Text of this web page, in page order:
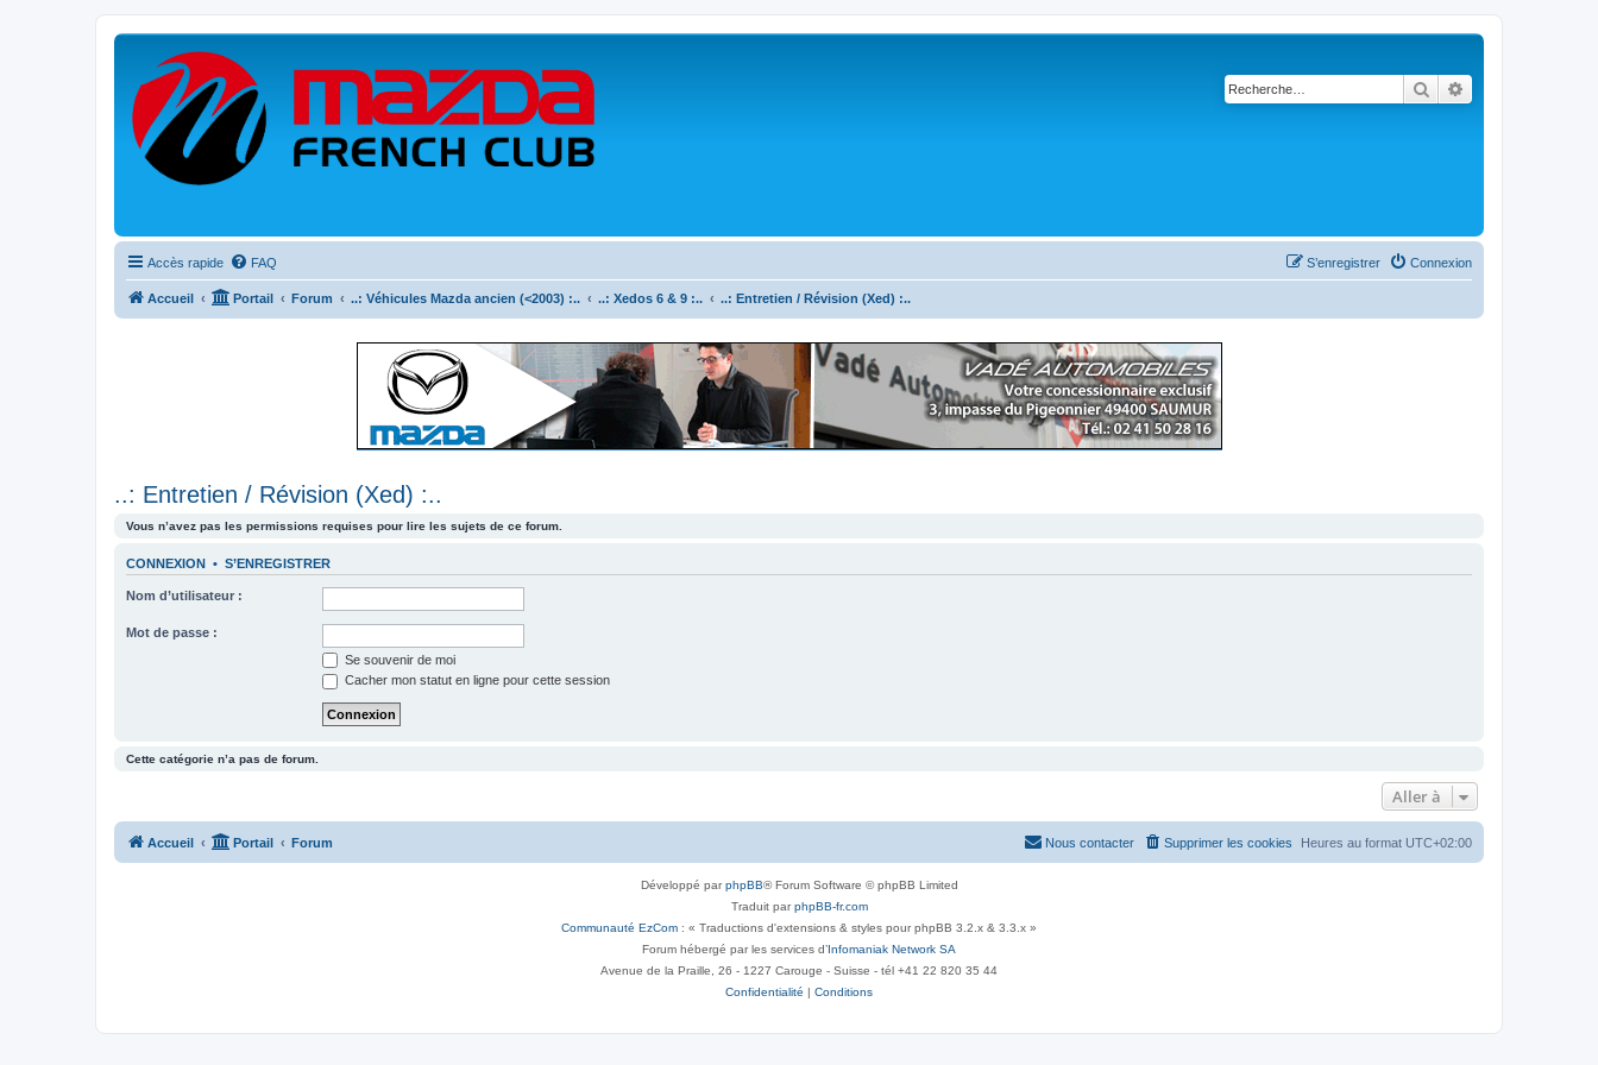
Rechercher
Accès rapide FAQ Connexion
S’enregistrer
Accueil Portail Forum ..: Véhicules Mazda ancien (<2003) :.. ..: Xedos 6 & 9 :.. ..: Entretien / Révision (Xed) :..
..: Entretien / Révision (Xed) :..
Vous n’avez pas les permissions requises pour lire les sujets de ce forum.
CONNEXION • S’ENREGISTRER
Nom d’utilisateur :
Mot de passe :
Se souvenir de moi
Cacher mon statut en ligne pour cette session
Cette catégorie n’a pas de forum.
Aller à
Accueil Portail Forum Heures au format UTC+02:00
Supprimer les cookies
Nous contacter
Développé parphpBB® Forum Software © phpBB Limited
Traduit parphpBB-fr.com
Communauté EzCom : « Traductions d'extensions & styles pour phpBB 3.2.x & 3.3.x »
Forum hébergé par les services d’Infomaniak Network SA
Avenue de la Praille, 26 - 1227 Carouge - Suisse - tél +41 22 820 35 44
Confidentialité | Conditions